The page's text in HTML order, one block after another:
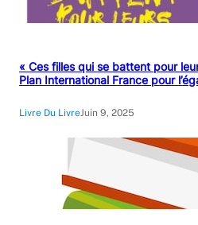
« Ces filles qui se battent pour
Plan International France pour
Livre Du LivreJuin 9, 2025